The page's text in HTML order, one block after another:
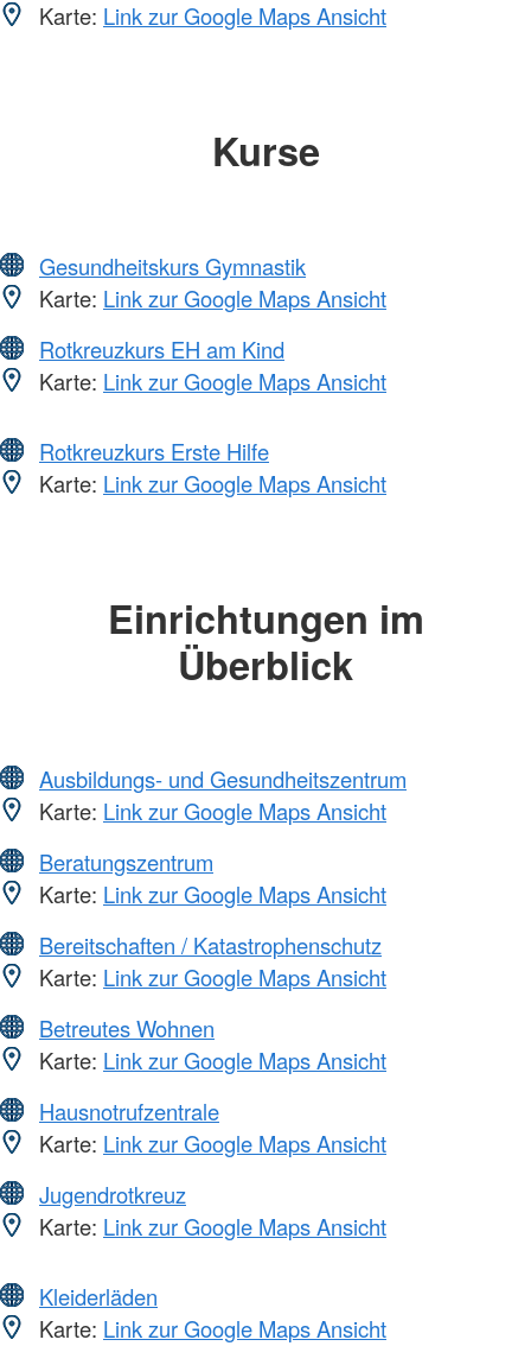
Karte: Link zur Google Maps Ansicht
Kurse
Gesundheitskurs Gymnastik
Karte: Link zur Google Maps Ansicht
Rotkreuzkurs EH am Kind
Karte: Link zur Google Maps Ansicht
Rotkreuzkurs Erste Hilfe
Karte: Link zur Google Maps Ansicht
Einrichtungen im
Überblick
Ausbildungs- und Gesundheitszentrum
Karte: Link zur Google Maps Ansicht
Beratungszentrum
Karte: Link zur Google Maps Ansicht
Bereitschaften / Katastrophenschutz
Karte: Link zur Google Maps Ansicht
Betreutes Wohnen
Karte: Link zur Google Maps Ansicht
Hausnotrufzentrale
Karte: Link zur Google Maps Ansicht
Jugendrotkreuz
Karte: Link zur Google Maps Ansicht
Kleiderläden
Karte: Link zur Google Maps Ansicht